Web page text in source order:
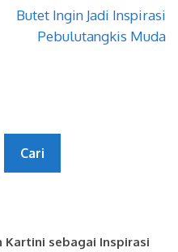
Butet Ingin Jadi Inspirasi
Pebulutangkis Muda
Cari
Kartini sebagai Inspirasi